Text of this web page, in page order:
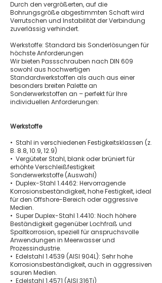
Durch den vergrößerten, auf die
Bohrungsgröße abgestimmten Schaft wird
Verrutschen und Instabilität der Verbindung
zuverlässig verhindert.
Werkstoffe: Standard bis Sonderlösungen für
höchste Anforderungen
Wir bieten Passschrauben nach DIN 609
sowohl aus hochwertigen
Standardwerkstoffen als auch aus einer
besonders breiten Palette an
Sonderwerkstoffen an – perfekt für Ihre
individuellen Anforderungen:
Werkstoffe
• Stahl in verschiedenen Festigkeitsklassen (z.
B. 8.8, 10.9, 12.9)
• Vergüteter Stahl, blank oder brüniert für
erhöhte Verschleißfestigkeit
Sonderwerkstoffe (Auswahl)
• Duplex-Stahl 1.4462: Hervorragende
Korrosionsbeständigkeit, hohe Festigkeit, ideal
für den Offshore-Bereich oder aggressive
Medien.
• Super Duplex-Stahl 1.4410: Noch höhere
Beständigkeit gegenüber Lochfraß und
Spaltkorrosion, speziell für anspruchsvolle
Anwendungen in Meerwasser und
Prozessindustrie.
• Edelstahl 1.4539 (AISI 904L): Sehr hohe
Korrosionsbeständigkeit, auch in aggressiven
sauren Medien.
• Edelstahl 1.4571 (AISI 316Ti)